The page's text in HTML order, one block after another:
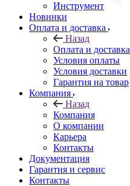
Инструмент
Новинки
Оплата и доставка
Назад
Оплата и доставка
Условия оплаты
Условия доставки
Гарантия на товар
Компания
Назад
Компания
О компании
Карьера
Контакты
Документация
Гарантия и сервис
Контакты